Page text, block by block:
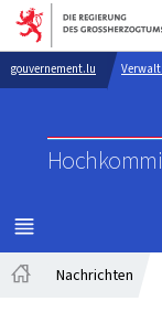
gouvernement.lu
MENÜ
HAUPT-
Nachrichten